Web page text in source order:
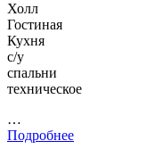
Холл
Гостиная
Кухня
с/у
спальни
техническое
…
Подробнее